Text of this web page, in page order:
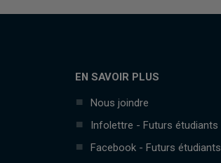
EN SAVOIR PLUS
Nous joindre
Infolettre - Futurs étudiants
Facebook - Futurs étudiants